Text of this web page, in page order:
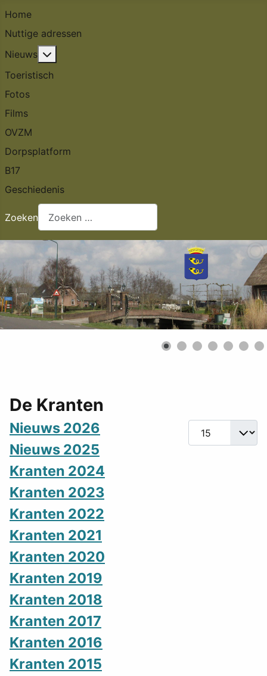
Home
Nuttige adressen
Nieuws
Toeristisch
Fotos
Films
OVZM
Dorpsplatform
B17
Geschiedenis
Zoeken
De Kranten
Toon #
Nieuws 2026
Nieuws 2025
Kranten 2024
Kranten 2023
Kranten 2022
Kranten 2021
Kranten 2020
Kranten 2019
Kranten 2018
Kranten 2017
Kranten 2016
Kranten 2015